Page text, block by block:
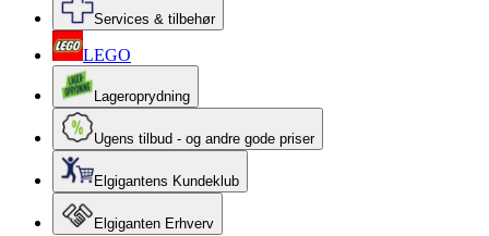
Services & tilbehør
LEGO
Lageroprydning
Ugens tilbud - og andre gode priser
Elgigantens Kundeklub
Elgiganten Erhverv